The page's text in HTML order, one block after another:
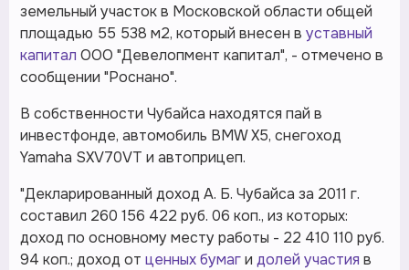
земельный участок в Московской области общей
площадью 55 538 м2, который внесен в уставный
капитал ООО "Девелопмент капитал", - отмечено в
сообщении "Роснано".
В собственности Чубайса находятся пай в
инвестфонде, автомобиль BMW Х5, снегоход
Yamaha SXV70VT и автоприцеп.
"Декларированный доход А. Б. Чубайса за 2011 г.
составил 260 156 422 руб. 06 коп., из которых:
доход по основному месту работы - 22 410 110 руб.
94 коп.; доход от ценных бумаги долей участия в